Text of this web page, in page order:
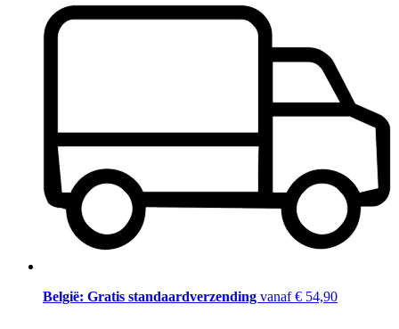
België: Gratis standaardverzending vanaf € 54,90